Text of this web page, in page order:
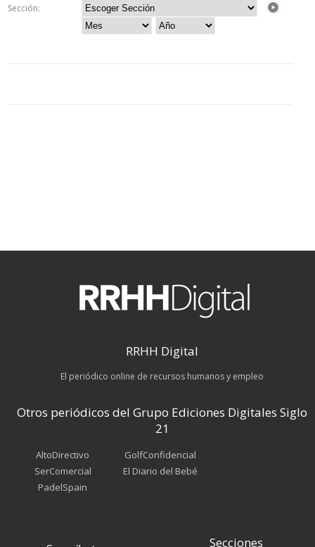
Sección:
RRHH Digital
El periódico online de recursos humanos y empleo
Otros periódicos del Grupo Ediciones Digitales Siglo
21
AltoDirectivo
SerComercial
PadelSpain
GolfConfidencial
El Diario del Bebé
Secciones